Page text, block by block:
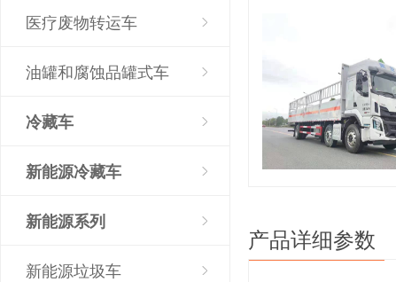
医疗废物转运车
油罐和腐蚀品罐式车
冷藏车
新能源冷藏车
新能源系列
新能源垃圾车
产品详细参数